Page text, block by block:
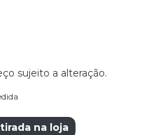
sujeito a alteração.
na loja